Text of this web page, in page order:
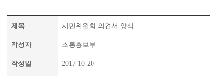
제목 시민위원회 의견서 양식
작성자 소통홍보부
작성일 2017-10-20